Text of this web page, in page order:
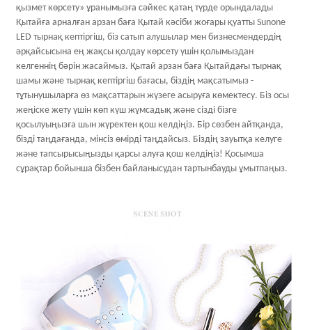
қызмет көрсету» ұранымызға сәйкес қатаң түрде орындалады
Қытайға арналған арзан баға Қытай кәсіби жоғары қуатты Sunone
LED тырнақ кептіргіш, біз сатып алушылар мен бизнесмендердің
әрқайсысына ең жақсы қолдау көрсету үшін қолымыздан
келгеннің бәрін жасаймыз. Қытай арзан баға Қытайдағы тырнақ
шамы және тырнақ кептіргіш бағасы, біздің мақсатымыз -
тұтынушыларға өз мақсаттарын жүзеге асыруға көмектесу. Біз осы
жеңіске жету үшін көп күш жұмсадық және сізді бізге
қосылуыңызға шын жүректен қош келдіңіз. Бір сөзбен айтқанда,
бізді таңдағанда, мінсіз өмірді таңдайсыз. Біздің зауытқа келуге
және тапсырысыңызды қарсы алуға қош келдіңіз! Қосымша
сұрақтар бойынша бізбен байланысудан тартынбауды ұмытпаңыз.